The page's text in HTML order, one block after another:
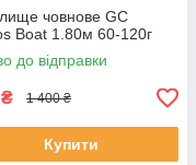
човнове GC
Boat 1.80м 60-120г
до відправки
₴ 1 400 ₴
Купити